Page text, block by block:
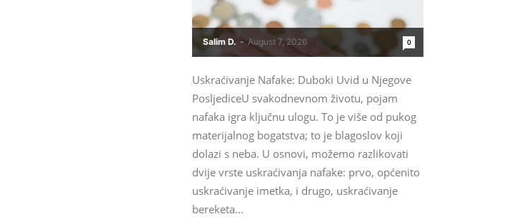
Salim D. - August 7, 2026 0
Uskraćivanje Nafake: Duboki Uvid u Njegove
PosljediceU svakodnevnom životu, pojam
nafaka igra ključnu ulogu. To je više od pukog
materijalnog bogatstva; to je blagoslov koji
dolazi s neba. U osnovi, možemo razlikovati
dvije vrste uskraćivanja nafake: prvo, općenito
uskraćivanje imetka, i drugo, uskraćivanje
bereketa...